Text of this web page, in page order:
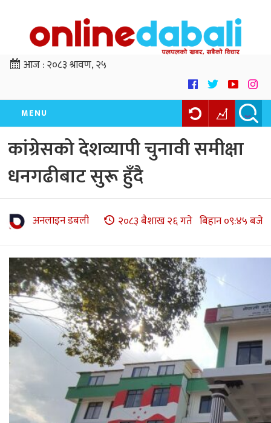
आज :२०८३ श्रावण, २५
MENU
कांग्रेसको देशव्यापी चुनावी समीक्षा
धनगढीबाट सुरू हुँदै
अनलाइन डबली २०८३ बैशाख २६ गते बिहान ०९:४५ बजे